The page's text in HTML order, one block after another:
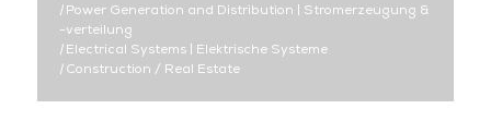
|Power Generation and Distribution | Stromerzeugung &
-verteilung
|Electrical Systems | Elektrische Systeme
|Construction / Real Estate